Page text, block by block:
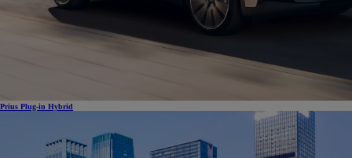
Prius Plug-in Hybrid